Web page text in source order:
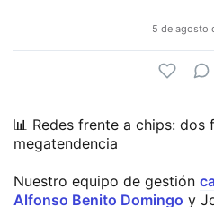
5 de agosto
📊 Redes frente a chips: dos
megatendencia
Nuestro equipo de gestión
Alfonso Benito Domingo y